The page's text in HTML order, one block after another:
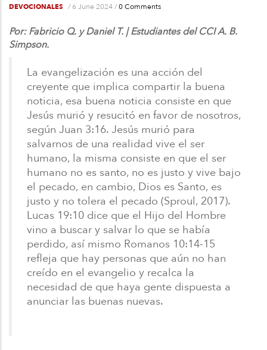
DEVOCIONALES /6 June 2024/0 Comments
Por: Fabricio Q. y Daniel T. | Estudiantes del CCI A. B.
Simpson.
La evangelización es una acción del
creyente que implica compartir la buena
noticia, esa buena noticia consiste en que
Jesús murió y resucitó en favor de nosotros,
según Juan 3:16. Jesús murió para
salvarnos de una realidad vive el ser
humano, la misma consiste en que el ser
humano no es santo, no es justo y vive bajo
el pecado, en cambio, Dios es Santo, es
justo y no tolera el pecado (Sproul, 2017).
Lucas 19:10 dice que el Hijo del Hombre
vino a buscar y salvar lo que se había
perdido, así mismo Romanos 10:14-15
refleja que hay personas que aún no han
creído en el evangelio y recalca la
necesidad de que haya gente dispuesta a
anunciar las buenas nuevas.